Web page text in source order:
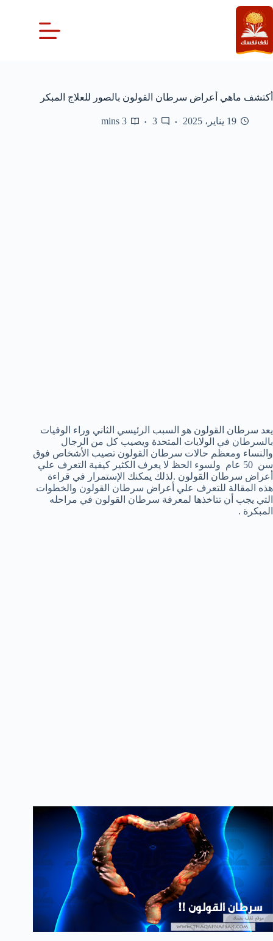
التجاوز
إلى
المحتوى
أكتشف ماهي أعراض سرطان القولون بالصور للعلاج المبكر
19 يناير، 2025 3
3 mins
يعد سرطان القولون هو السبب الرئيسي الثاني وراء الوفيات
بالسرطان في الولايات المتحدة ويصيب كل من الرجال
والنساء ومعظم حالات سرطان القولون تصيب الأشخاص فوق
سن 50 عام ولسوء الحظ لا يعرف الكثير كيفية التعرف علي
أعراض سرطان القولون .لذلك يمكنك الإستمرار في قراءة
هذه المقالة للتعرف علي أعراض سرطان القولون والخطوات
التي يجب أن تتاخذها لمعرفة سرطان القولون في مراحله
المبكرة .